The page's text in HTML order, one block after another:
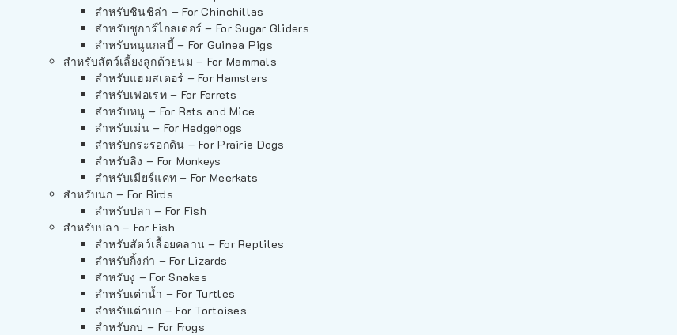
สำหรับชินชิล่า – For Chinchillas
สำหรับชูการ์ไกลเดอร์ – For Sugar Gliders
สำหรับหนูแกสบี้ – For Guinea Pigs
สำหรับสัตว์เลี้ยงลูกด้วยนม – For Mammals
สำหรับแฮมสเตอร์ – For Hamsters
สำหรับเฟอเรท – For Ferrets
สำหรับหนู – For Rats and Mice
สำหรับเม่น – For Hedgehogs
สำหรับกระรอกดิน – For Prairie Dogs
สำหรับลิง – For Monkeys
สำหรับเมียร์แคท – For Meerkats
สำหรับนก – For Birds
สำหรับปลา – For Fish
สำหรับปลา – For Fish
สำหรับสัตว์เลื้อยคลาน – For Reptiles
สำหรับกิ้งก่า – For Lizards
สำหรับงู – For Snakes
สำหรับเต่าน้ำ – For Turtles
สำหรับเต่าบก – For Tortoises
สำหรับกบ – For Frogs